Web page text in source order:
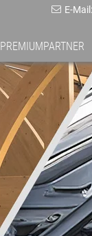
E-
PREMIUMPARTNER